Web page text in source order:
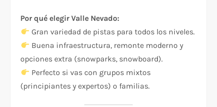
Por qué elegir Valle Nevado:
Gran variedad de pistas para todos los niveles.
Buena infraestructura, remonte moderno y
opciones extra (snowparks, snowboard).
Perfecto si vas con grupos mixtos
(principiantes y expertos) o familias.